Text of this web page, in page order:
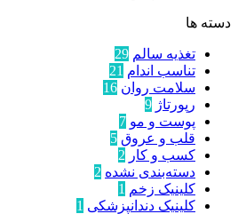
دسته ها
تغذیه سالم 29
تناسب اندام 21
سلامت روان 16
رپورتاژ 9
پوست و مو 7
قلب و عروق 5
کسب و کار 2
دسته‌بندی نشده 2
کلینیک زخم 1
کلینیک دندانپزشکی 1